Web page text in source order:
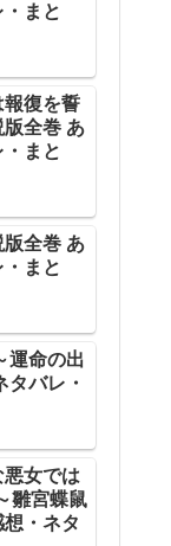
まと
報復を誓
全巻 あ
まと
版全巻 あ
まと
運命の出
タバレ・
女では
雛宮蝶鼠
・ネタ